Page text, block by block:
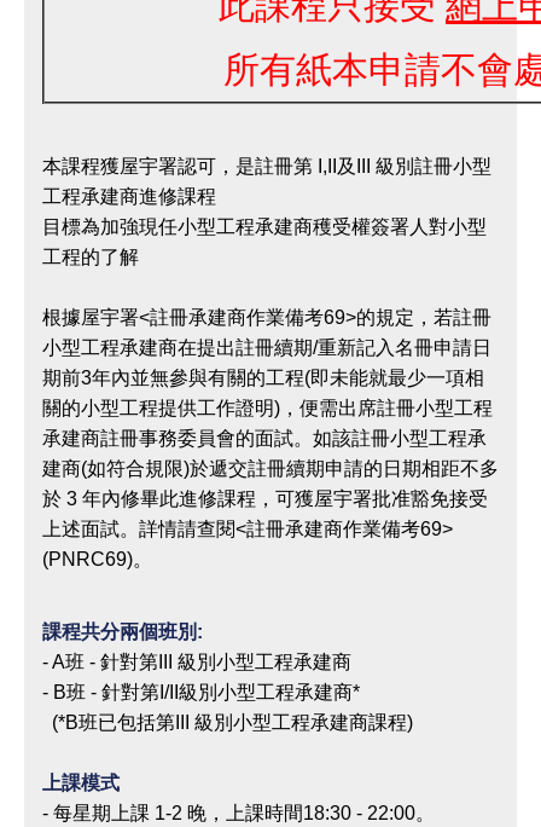
備
狀
所有紙本申請不會
本課程獲屋宇署認可，是註冊第 I,II及III 級別註冊小型
工程承建商進修課程
目標為加強現任小型工程承建商穫受權簽署人對小型
工程的了解
根據屋宇署<註冊承建商作業備考69>的規定，若註冊
小型工程承建商在提出註冊續期/重新記入名冊申請日
期前3年內並無參與有關的工程(即未能就最少一項相
關的小型工程提供工作證明)，便需出席註冊小型工程
承建商註冊事務委員會的面試。如該註冊小型工程承
建商(如符合規限)於遞交註冊續期申請的日期相距不多
於 3 年內修畢此進修課程，可獲屋宇署批准豁免接受
上述面試。詳情請查閱<註冊承建商作業備考69>
(PNRC69)。
課程共分兩個班別:
- A班 - 針對第III 級別小型工程承建商
- B班 - 針對第I/II級別小型工程承建商*
(*B班已包括第III 級別小型工程承建商課程)
上課模式
- 每星期上課 1-2 晚，上課時間18:30 - 22:00。